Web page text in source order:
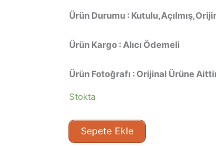
Ürün Durumu :
Ürün Kargo : Alıcı Ödemeli
Ürün Fotoğrafı : Orijinal Ürüne
Stokta
Gizli
Hisler
Sepete Ekle